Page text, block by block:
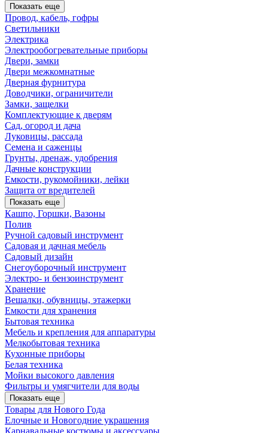
Показать еще
Провод, кабель, гофры
Светильники
Электрика
Электрообогревательные приборы
Двери, замки
Двери межкомнатные
Дверная фурнитура
Доводчики, ограничители
Замки, защелки
Комплектующие к дверям
Сад, огород и дача
Луковицы, рассада
Семена и саженцы
Грунты, дренаж, удобрения
Дачные конструкции
Емкости, рукомойники, лейки
Защита от вредителей
Показать еще
Кашпо, Горшки, Вазоны
Полив
Ручной садовый инструмент
Садовая и дачная мебель
Садовый дизайн
Снегоуборочный инструмент
Электро- и бензоинструмент
Хранение
Вешалки, обувницы, этажерки
Емкости для хранения
Бытовая техника
Мебель и крепления для аппаратуры
Мелкобытовая техника
Кухонные приборы
Белая техника
Мойки высокого давления
Фильтры и умягчители для воды
Показать еще
Товары для Нового Года
Елочные и Новогодние украшения
Карнавальные костюмы и аксессуары